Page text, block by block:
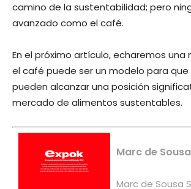
camino de la sustentabilidad; pero
avanzado como el café.
En el próximo artículo, echaremos una
el café puede ser un modelo para
pueden alcanzar una posición
mercado de alimentos sustentables.
Marc de
Marc de Sousa